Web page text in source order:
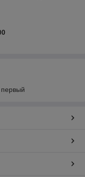
первый